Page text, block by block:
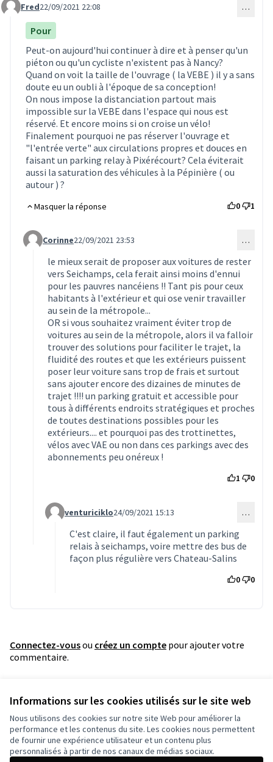
Informations sur les cookies utilisés sur le site web
Nous utilisons des cookies sur notre site Web pour améliorer la
performance et les contenus du site. Les cookies nous permettent
de fournir une expérience utilisateur et un contenu plus
personnalisés à partir de nos canaux de médias sociaux.
Commentaire 1806
Fred22/09/2021 22:08 …
Pour
Peut-on aujourd'hui continuer à dire et à penser qu'un
piéton ou qu'un cycliste n'existent pas à Nancy?
Quand on voit la taille de l'ouvrage ( la VEBE ) il y a sans
doute eu un oubli à l'époque de sa conception!
On nous impose la distanciation partout mais
impossible sur la VEBE dans l'espace qui nous est
réservé. Et encore moins si on croise un vélo!
Finalement pourquoi ne pas réserver l'ouvrage et
"l'entrée verte" aux circulations propres et douces en
faisant un parking relay à Pixérécourt? Cela éviterait
aussi la saturation des véhicules à la Pépinière ( ou
autour ) ?
Masquer la réponse 0 1
Commentaire 1807 (réponse au commentaire 1806)
Corinne22/09/2021 23:53 …
le mieux serait de proposer aux voitures de rester
vers Seichamps, cela ferait ainsi moins d'ennui
pour les pauvres nancéiens !! Tant pis pour ceux
habitants à l'extérieur et qui ose venir travailler
au sein de la métropole...
OR si vous souhaitez vraiment éviter trop de
voitures au sein de la métropole, alors il va falloir
trouver des solutions pour faciliter le trajet, la
fluidité des routes et que les extérieurs puissent
poser leur voiture sans trop de frais et surtout
sans ajouter encore des dizaines de minutes de
trajet !!!! un parking gratuit et accessible pour
tous à différents endroits stratégiques et proches
de toutes destinations possibles pour les
extérieurs.... et pourquoi pas des trottinettes,
vélos avec VAE ou non dans ces parkings avec des
abonnements peu onéreux !
1 0
Commentaire 1808 (réponse au commentaire 1807)
venturiciklo24/09/2021 15:13 …
C'est claire, il faut également un parking
relais à seichamps, voire mettre des bus de
façon plus régulière vers Chateau-Salins
0 0
Connectez-vousou créez un compte pour ajouter votre
commentaire.
Vérifiez l'empreinte numérique
Conditions d'utilisation
Paramètres des cookies